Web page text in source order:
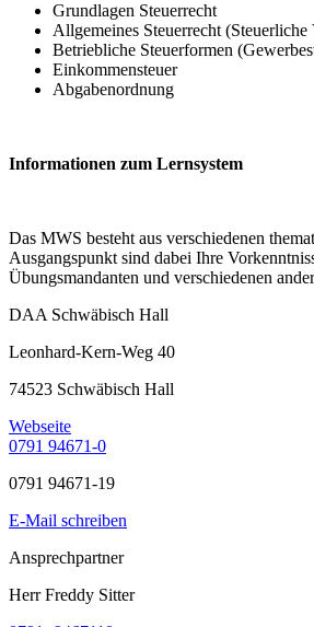
Grundlagen Steuerrecht
Allgemeines Steuerrecht
Betriebliche Steuerformen
Einkommensteuer
Abgabenordnung
Informationen zum Lernsystem
Das MWS besteht aus verschiedenen
Ausgangspunkt sind dabei Ihre
Übungsmandanten und verschiedenen
DAA Schwäbisch Hall
Leonhard-Kern-Weg 40
74523 Schwäbisch Hall
Webseite
0791 94671-0
0791 94671-19
E-Mail schreiben
Ansprechpartner
Herr Freddy Sitter